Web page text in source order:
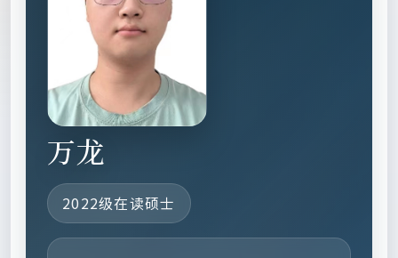
万龙
2022级在读硕士